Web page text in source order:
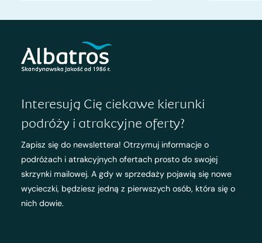
Interesują Cię ciekawe kierunki
podróży i atrakcyjne oferty?
Zapisz się do newslettera! Otrzymuj informacje o
podróżach i atrakcyjnych ofertach prosto do swojej
skrzynki mailowej. A gdy w sprzedaży pojawią się nowe
wycieczki, będziesz jedną z pierwszych osób, która się o
nich dowie.